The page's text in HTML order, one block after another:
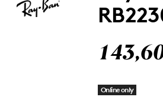
Online only